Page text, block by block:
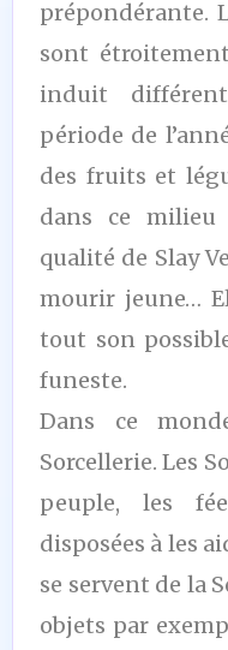
prépondérante.
sont
induit
période de
des fruits et
dans ce
qualité de Slay
mourir jeune…
tout son
funeste.
Dans ce
Sorcellerie. Les
peuple, les
disposées à les
se servent de la
objets par